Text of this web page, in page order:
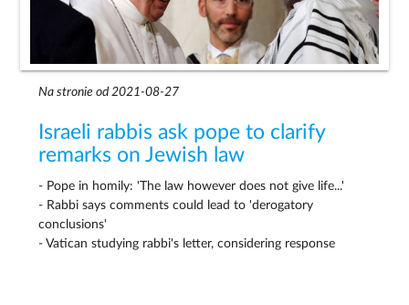
Na stronie od 2021-08-27
Israeli rabbis ask pope to clarify
remarks on Jewish law
- Pope in homily: 'The law however does not give life...'
- Rabbi says comments could lead to 'derogatory
conclusions'
- Vatican studying rabbi's letter, considering response